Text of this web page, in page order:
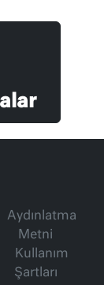
Aydınlatma
Metni
Kullanım
Şartları